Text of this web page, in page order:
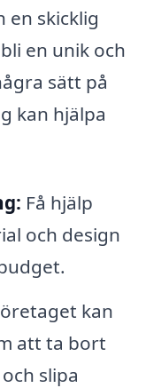
skicklig
en unik och
sätt på
kan hjälpa
Få hjälp
och design
kan
att ta bort
slipa